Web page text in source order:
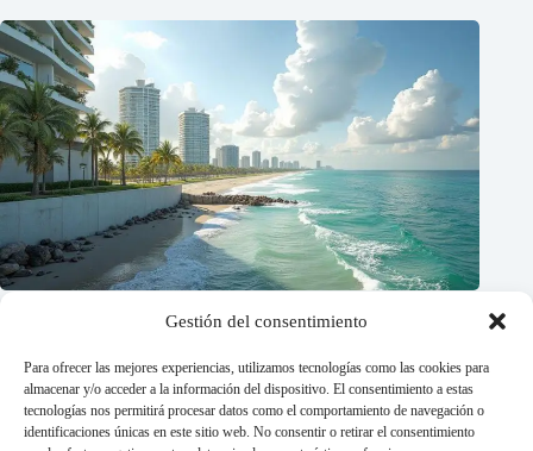
Gestión del consentimiento
Para ofrecer las mejores experiencias, utilizamos tecnologías como las cookies para
almacenar y/o acceder a la información del dispositivo. El consentimiento a estas
tecnologías nos permitirá procesar datos como el comportamiento de navegación o
identificaciones únicas en este sitio web. No consentir o retirar el consentimiento